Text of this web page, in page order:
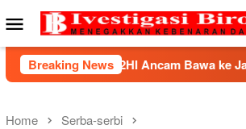
to
Mobile
Menu
Breaking News
Ancam Bawa ke Jalur Hukum
Home Serba-serbi